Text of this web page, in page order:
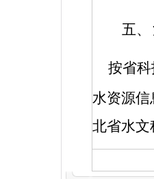
五、
按省
水资源
北省水文